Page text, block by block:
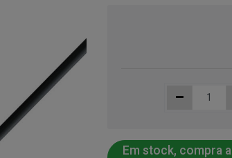
Em stock, compra